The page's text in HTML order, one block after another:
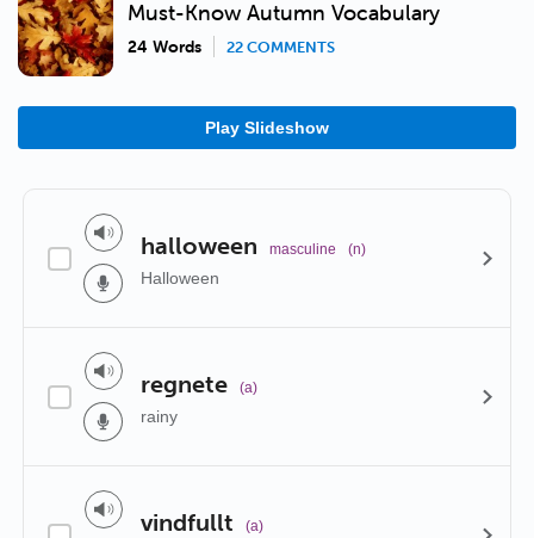
Must-Know Autumn Vocabulary
24 Words 22 COMMENTS
Play Slideshow
halloween masculine (n)
Halloween
regnete (a)
rainy
vindfullt (a)